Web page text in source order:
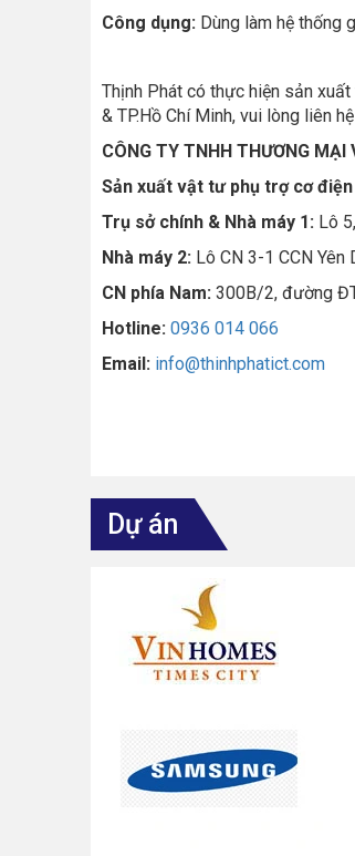
Công dụng: Dùng làm hệ thống
Thịnh Phát có thực hiện sản
& TP.Hồ Chí Minh, vui lòng liên
CÔNG TY TNHH THƯƠNG
Sản xuất vật tư phụ trợ cơ
Trụ sở chính & Nhà máy 1: Lô
Nhà máy 2: Lô CN 3-1 CCN Yên
CN phía Nam: 300B/2, đường ĐT
Hotline: 0936 014 066
Email: info@thinhphatict.com
Dự án